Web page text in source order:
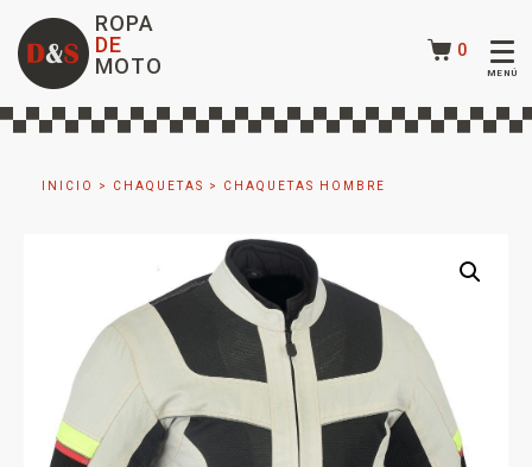
ROPA
DE
MOTO
0
INICIO > CHAQUETAS > CHAQUETAS HOMBRE